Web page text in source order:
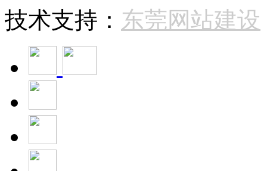
技术支持： 东莞网站建设